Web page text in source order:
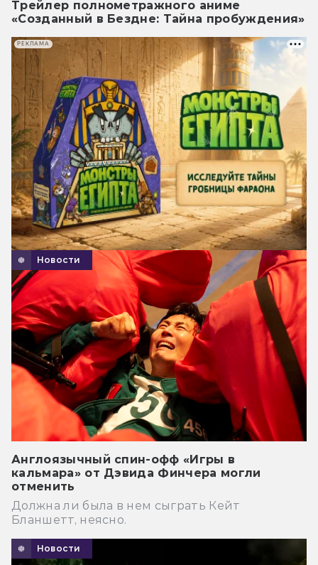
Трейлер полнометражного аниме
«Созданный в Бездне: Тайна пробуждения»
Новости
Англоязычный спин-офф «Игры в
кальмара» от Дэвида Финчера могли
отменить
Должна ли была в нем сыграть Кейт
Бланшетт, неясно.
Новости
РЕКЛАМА